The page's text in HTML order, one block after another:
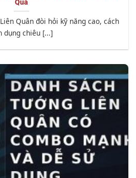
Quả
Quân đòi hỏi kỹ năng cao, cách
dụng chiêu [...]